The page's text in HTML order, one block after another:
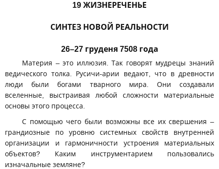
19 ЖИЗНЕРЕЧЕНЬЕ
СИНТЕЗ НОВОЙ РЕАЛЬНОСТИ
26–27 груденя 7508 года
Материя – это иллюзия. Так говорят мудрецы знаний
ведического толка. Русичи-арии ведают, что в древности
люди были богами тварного мира. Они создавали
вселенные, выстраивая любой сложности материальные
основы этого процесса.
С помощью чего были возможны все их свершения –
грандиозные по уровню системных свойств внутренней
организации и гармоничности устроения материальных
объектов? Каким инструментарием пользовались
изначальные земляне?